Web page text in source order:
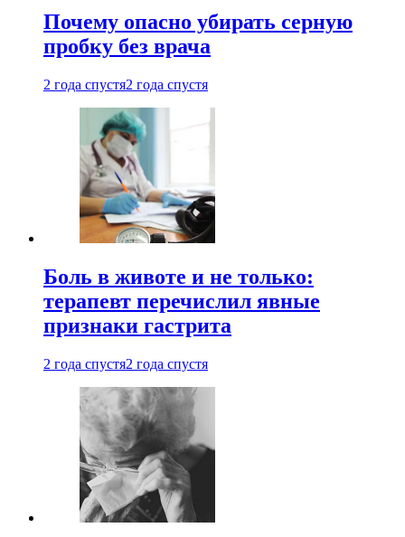
Почему опасно убирать серную
пробку без врача
2 года спустя2 года спустя
Боль в животе и не только:
терапевт перечислил явные
признаки гастрита
2 года спустя2 года спустя